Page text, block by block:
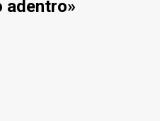
adentro»